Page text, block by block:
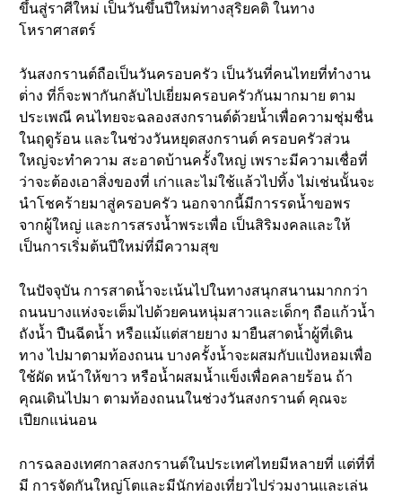
ขึ้นสู่ราศีใหม่ เป็นวันขึ้นปีใหม่ทางสุริยคติ ในทาง
โหราศาสตร์
วันสงกรานต์ถือเป็นวันครอบครัว เป็นวันที่คนไทยที่ทำงาน
ต่่าง ที่ก็จะพากันกลับไปเยี่ยมครอบครัวกันมากมาย ตาม
ประเพณี คนไทยจะฉลองสงกรานต์ด้วยน้ำเพื่อความชุ่มชื่น
ในฤดูร้อน และในช่วงวันหยุดสงกรานต์ ครอบครัวส่วน
ใหญ่จะทำความ สะอาดบ้านครั้งใหญ่ เพราะมีความเชื่อที่
ว่าจะต้องเอาสิ่งของที่ เก่าและไม่ใช้แล้วไปทิ้ง ไม่เช่นนั้นจะ
นำโชคร้ายมาสู่ครอบครัว นอกจากนี้มีการรดน้ำขอพร
จากผู้ใหญ่ และการสรงน้ำพระเพื่อ เป็นสิริมงคลและให้
เป็นการเริ่มต้นปีใหม่ที่มีความสุข
ในปัจจุบัน การสาดน้ำจะเน้นไปในทางสนุกสนานมากกว่า
ถนนบางแห่งจะเต็มไปด้วยคนหนุ่มสาวและเด็กๆ ถือแก้วน้ำ
ถังน้ำ ปืนฉีดน้ำ หรือแม้แต่สายยาง มายืนสาดน้ำผู้ที่เดิน
ทาง ไปมาตามท้องถนน บางครั้งน้ำจะผสมกับแป้งหอมเพื่อ
ใช้ผัด หน้าให้ขาว หรือน้ำผสมน้ำแข็งเพื่อคลายร้อน ถ้า
คุณเดินไปมา ตามท้องถนนในช่วงวันสงกรานต์ คุณจะ
เปียกแน่นอน
การฉลองเทศกาลสงกรานต์ในประเทศไทยมีหลายที่ แต่ที่ที่
มี การจัดกันใหญ่โตและมีนักท่องเที่ยวไปร่วมงานและเล่น